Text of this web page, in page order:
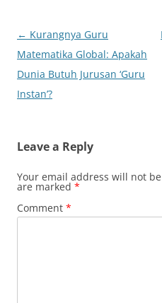
Post
navigation
← Kurangnya Guru
Matematika Global: Apakah
Dunia Butuh Jurusan ‘Guru
Instan’?
Leave a Reply
Your email address will not
are marked *
Comment *